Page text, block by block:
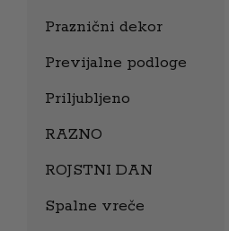
Praznični dekor
Previjalne podloge
Priljubljeno
RAZNO
ROJSTNI DAN
Spalne vreče